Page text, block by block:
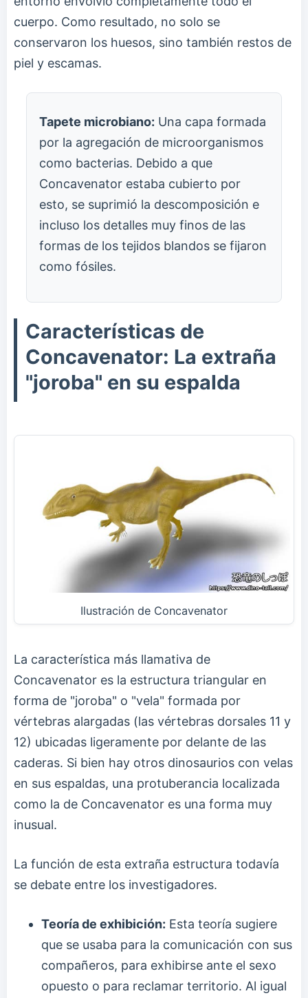
cuerpo. Como resultado, no solo se
conservaron los huesos, sino también restos de
piel y escamas.
Tapete microbiano: Una capa formada
por la agregación de microorganismos
como bacterias. Debido a que
Concavenator estaba cubierto por
esto, se suprimió la descomposición e
incluso los detalles muy finos de las
formas de los tejidos blandos se fijaron
como fósiles.
Características de
Concavenator: La extraña
"joroba" en su espalda
Ilustración de Concavenator
La característica más llamativa de
Concavenator es la estructura triangular en
forma de "joroba" o "vela" formada por
vértebras alargadas (las vértebras dorsales 11 y
12) ubicadas ligeramente por delante de las
caderas. Si bien hay otros dinosaurios con velas
en sus espaldas, una protuberancia localizada
como la de Concavenator es una forma muy
inusual.
La función de esta extraña estructura todavía
se debate entre los investigadores.
Teoría de exhibición: Esta teoría sugiere
que se usaba para la comunicación con sus
compañeros, para exhibirse ante el sexo
opuesto o para reclamar territorio. Al igual